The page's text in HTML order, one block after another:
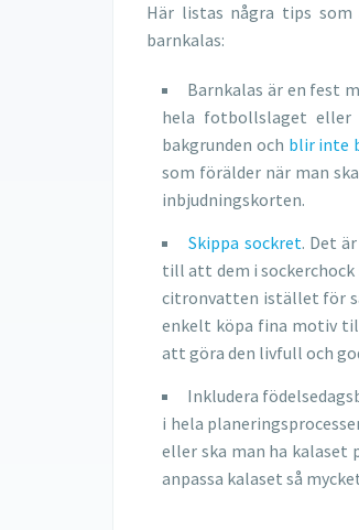
Här listas några tips
barnkalas:
Barnkalas är en fest
hela fotbollslaget eller
bakgrunden och blir inte
som förälder när man
inbjudningskorten.
Skippa sockret. Det
till att dem i sockerchock
citronvatten istället för
enkelt köpa fina motiv
att göra den livfull och
Inkludera
i hela
eller ska man ha kalaset
anpassa kalaset så